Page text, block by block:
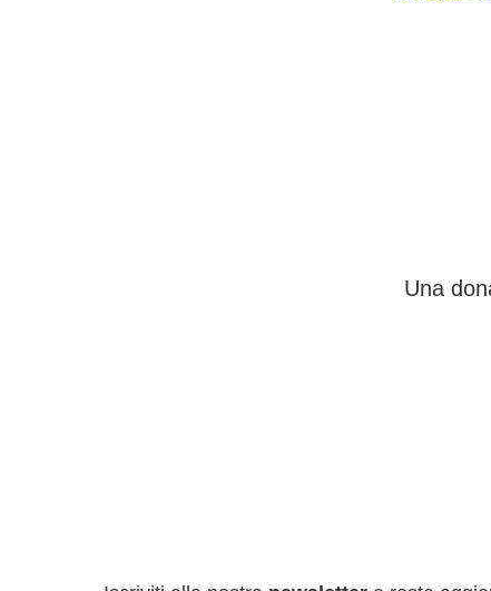
Una